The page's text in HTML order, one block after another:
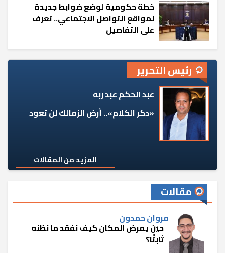
خطة حكومية لوضع ضوابط جديدة
لمواقع التواصل الاجتماعي.. تعرف
على التفاصيل
رئيس التحرير
عبد الحكم عبد ربه
«دكر الكلام».. أرض الزمالك لن تعود
المزيد من المقالات
مقالات
مروان حمدون
حين يمرض المكان كيف نفقد ما نظنه
ثابتًا؟